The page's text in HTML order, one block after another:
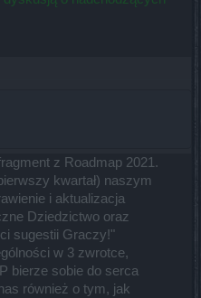
z Roadmap 2021.
kwartał) naszym
i aktualizacja
Dziedzictwo oraz
sugestii Graczy!"
w 3 zwrotce,
bierze sobie do serca
również o tym, jak